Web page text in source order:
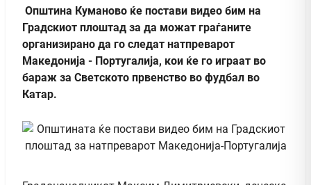
Општина Куманово ќе постави видео бим на
Градскиот плоштад за да можат граѓаните
организирано да го следат натпреварот
Македонија - Португалија, кои ќе го играат во
бараж за Светското првенство во фудбал во
Катар.